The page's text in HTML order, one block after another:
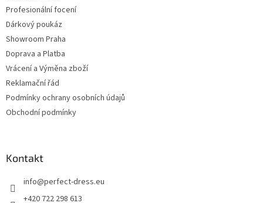
Profesionální focení
Dárkový poukáz
Showroom Praha
Doprava a Platba
Vrácení a Výměna zboží
Reklamační řád
Podmínky ochrany osobních údajů
Obchodní podmínky
Kontakt
info@perfect-dress.eu
+420 722 298 613